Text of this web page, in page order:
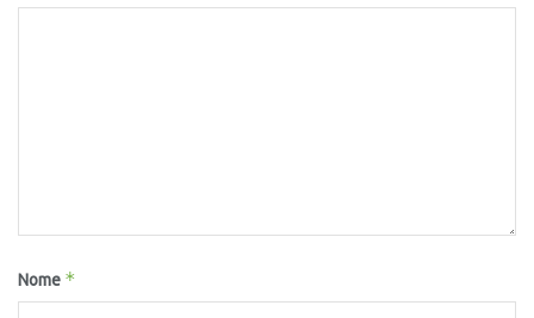
Nome *